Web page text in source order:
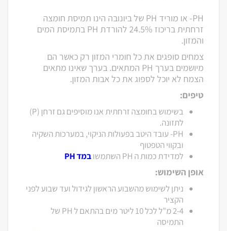
PH- או מוריד PH של ביונובה הינו תמיסת חומצה
זרחתית בריכוז 24.5% להורדת PH בתמיסת המים
והמזון.
צמחים סופגים את כל חומרי המזון רק כאשר הם
מיושמים בערך PH המתאים. בערך שאינו מתאים
הצמח לא יוכל לספוג את כל אבות המזון.
טיפים:
בשימוש בחומצה זרחתית אנו מוסיפים גם זרחן (P)
לתזונה.
PH- עובד היטב בפעולות הניקוי, במערכות השקיה
ובקווי הטפטוף
למדידת כמות ה PH השתמשו
במד PH
אופן השימוש:
ניתן לשימוש מהשבוע הראשון לגידול ועד שבוע לפני
הקציר
2-4 מ"ל לכל 10 ליטר מים בהתאם ל PH של
התמיסה